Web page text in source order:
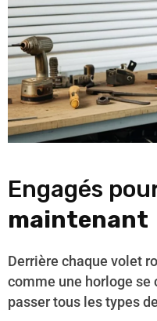
Engagés
maintenant
Derrière chaque volet
comme une horloge se
passer tous les types